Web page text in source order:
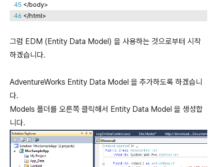
45 </body>
46 </html>
그럼 EDM (Entity Data Model) 을 사용하는 것으로부터 시작
하겠습니다.
AdventureWorks Entity Data Model 을 추가하도록 하겠습니
다.
Models 폴더를 오른쪽 클릭해서 Entity Data Model 을 생성합
니다.